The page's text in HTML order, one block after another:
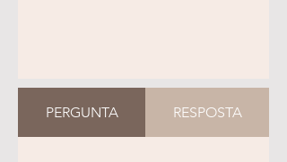
PERGUNTA RESPOSTA